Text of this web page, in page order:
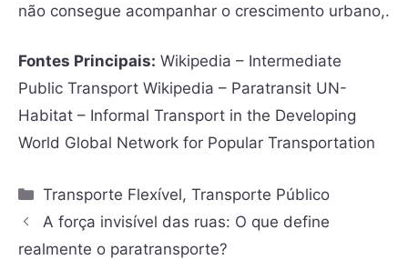
não consegue acompanhar o crescimento urbano,.
Fontes Principais: Wikipedia – Intermediate
Public Transport Wikipedia – Paratransit UN-
Habitat – Informal Transport in the Developing
World Global Network for Popular Transportation
Transporte Flexível,Transporte Público
A força invisível das ruas: O que define
realmente o paratransporte?